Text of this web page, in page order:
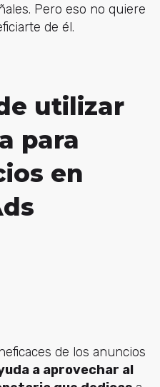
Pero eso no quiere
de él.
utilizar
para
en
de los anuncios
a aprovechar al